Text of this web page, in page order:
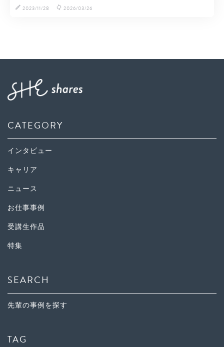
2023/11/28
2026/03/26
CATEGORY
インタビュー
キャリア
ニュース
お仕事事例
受講生作品
特集
SEARCH
先輩の事例を探す
TAG